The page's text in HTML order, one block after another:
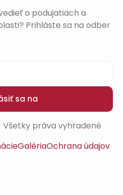
o podujatiach a
Prihláste sa na odber
sa na
práva vyhradené
GalériaOchrana údajov